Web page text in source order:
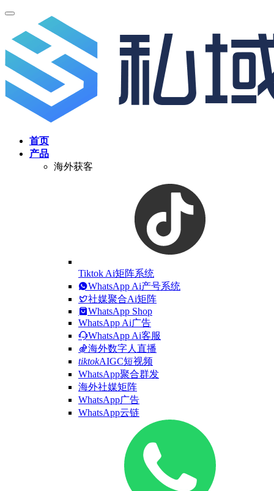
首页
产品
海外获客
Tiktok Ai矩阵系统
WhatsApp Ai产号系统
社媒聚合Ai矩阵
WhatsApp Shop
WhatsApp Ai广告
WhatsApp Ai客服
海外数字人直播
tiktokAIGC短视频
WhatsApp聚合群发
海外社媒矩阵
WhatsApp广告
WhatsApp云链